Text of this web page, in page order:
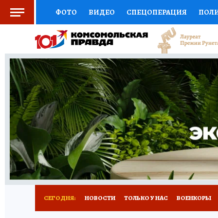
ФОТО ВИДЕО СПЕЦОПЕРАЦИЯ
СОЦПОДДЕРЖКА НАУКА СПОРТ
ВЫБОР ЭКСПЕРТОВ ДОКТОР
КНИЖНАЯ ПОЛКА ПРОГНОЗЫ НА СПОРТ
ПРЕСС-ЦЕНТР НЕДВИЖИМОСТЬ
РАДИО КП РЕКЛАМА ТЕСТЫ НОВОЕ
СЕГОДНЯ: НОВОСТИ ТОЛЬКО У НАС ВОЕНКОРЫ